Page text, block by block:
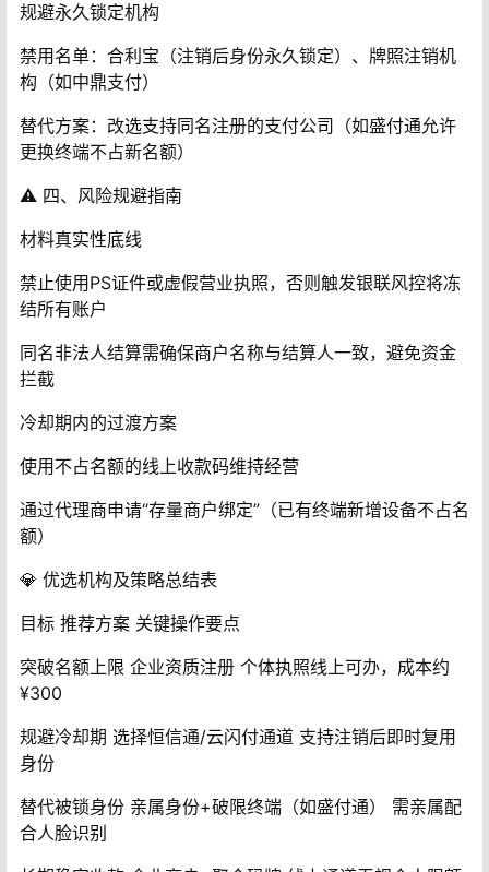
规避永久锁定机构‌
禁用名单‌：合利宝（注销后身份永久锁定）、牌照注销机
构（如中鼎支付）
替代方案‌：改选支持同名注册的支付公司（如盛付通允许
更换终端不占新名额）
⚠️ ‌四、风险规避指南‌
材料真实性底线‌
禁止使用PS证件或虚假营业执照，否则触发银联风控将冻
结所有账户
同名非法人结算需确保商户名称与结算人一致，避免资金
拦截
冷却期内的过渡方案‌
使用不占名额的线上收款码维持经营
通过代理商申请“存量商户绑定”（已有终端新增设备不占名
额）
💎 ‌优选机构及策略总结表‌
目标‌ 推荐方案 关键操作要点
突破名额上限‌ 企业资质注册 个体执照线上可办，成本约
¥300
规避冷却期‌ 选择恒信通/云闪付通道 支持注销后即时复用
身份
替代被锁身份‌ 亲属身份+破限终端（如盛付通） 需亲属配
合人脸识别